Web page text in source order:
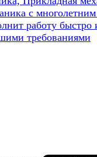
с
работу быстро
требованиями